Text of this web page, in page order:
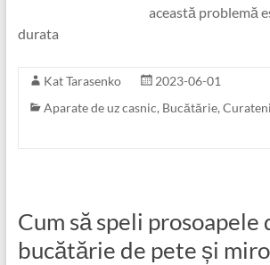
această problemă
durata
Kat Tarasenko
2023-06-01
Aparate de uz casnic, Bucătărie,
Cum să speli prosoapele
bucătărie de pete și